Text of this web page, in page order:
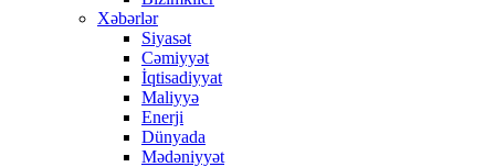
Xəbərlər
Siyasət
Cəmiyyət
İqtisadiyyat
Maliyyə
Enerji
Dünyada
Mədəniyyət